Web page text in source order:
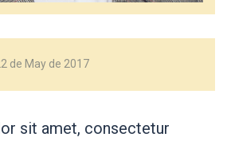
de May de 2017
sit amet, consectetur